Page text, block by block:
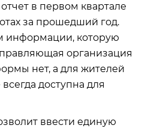
в первом квартале
за прошедший год.
информации, которую
организация
нет, а для жителей
доступна для
ввести единую